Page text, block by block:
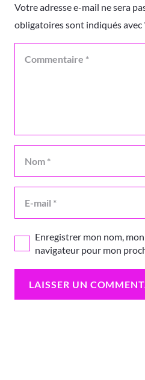
Votre adresse e-mail ne sera
obligatoires sont indiqués avec
Enregistrer mon nom,
navigateur pour mon
LAISSER UN